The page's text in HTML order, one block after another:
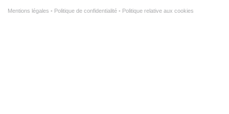
Mentions légales Politique de confidentialité Politique relative aux cookies